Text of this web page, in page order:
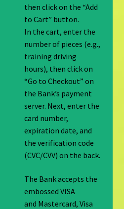
then click on the “Add
to Cart” button.
In the cart, enter the
number of pieces (e.g.,
training driving
hours), then click on
“Go to Checkout” on
the Bank’s payment
server. Next, enter the
card number,
expiration date, and
the verification code
(CVC/CVV) on the back.
The Bank accepts the
embossed VISA
and Mastercard, Visa